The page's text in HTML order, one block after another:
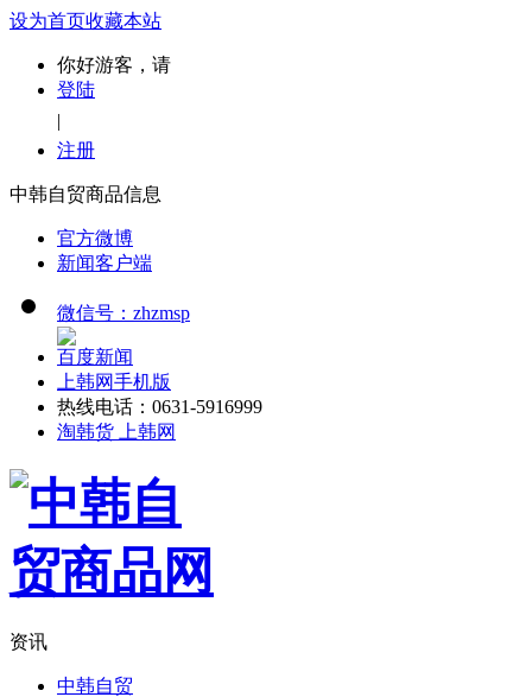
设为首页收藏本站
你好游客，请
登陆
|
注册
中韩自贸商品信息
官方微博
新闻客户端
微信号：zhzmsp
百度新闻
上韩网手机版
热线电话：0631-5916999
淘韩货 上韩网
资讯
中韩自贸